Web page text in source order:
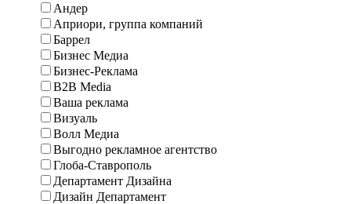
Андер
Априори, группа компаний
Баррел
Бизнес Медиа
Бизнес-Реклама
В2В Media
Ваша реклама
Визуаль
Волл Медиа
Выгодно рекламное агентство
Глоба-Ставрополь
Департамент Дизайна
Дизайн Департамент